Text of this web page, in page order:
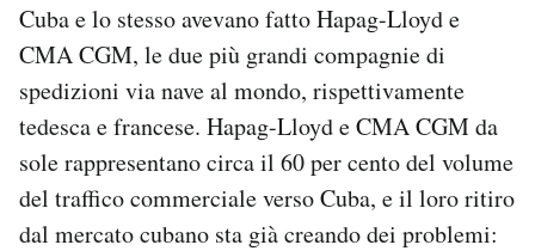
Cuba e lo stesso avevano fatto Hapag-Lloyd e
CMA CGM, le due più grandi compagnie di
spedizioni via nave al mondo, rispettivamente
tedesca e francese. Hapag-Lloyd e CMA CGM da
sole rappresentano circa il 60 per cento del volume
del traffico commerciale verso Cuba, e il loro ritiro
dal mercato cubano sta già creando dei problemi: